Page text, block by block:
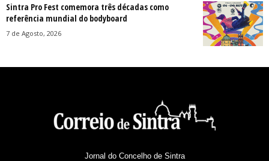
Sintra Pro Fest comemora três décadas como
referência mundial do bodyboard
7 de Agosto, 2026
Jornal do Concelho de Sintra